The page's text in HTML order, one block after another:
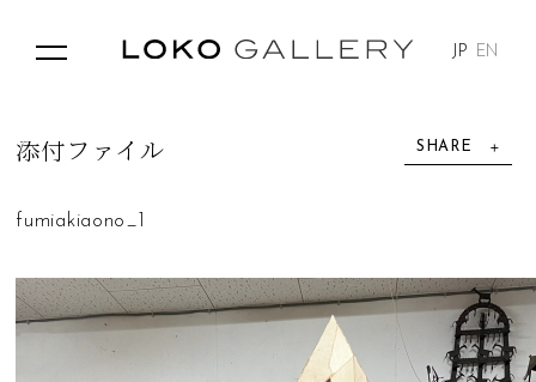
JP EN
SHARE
添付 フ ァ イ ル
fumiakiaono_1